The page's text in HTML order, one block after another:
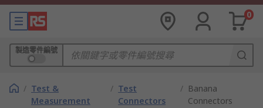
0
製造零件編號
/ Test &
Measurement
/ Test
Connectors
/ Banana
Connectors